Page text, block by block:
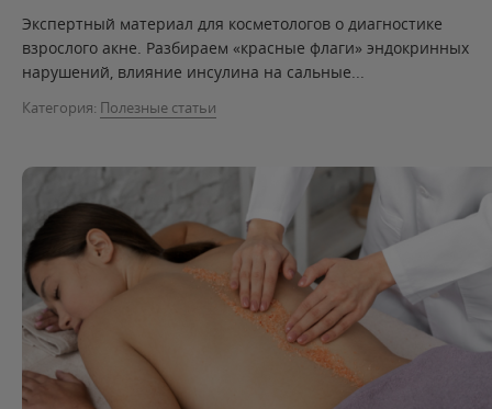
Экспертный материал для косметологов о диагностике
взрослого акне. Разбираем «красные флаги» эндокринных
нарушений, влияние инсулина на сальные...
Категория: Полезные статьи